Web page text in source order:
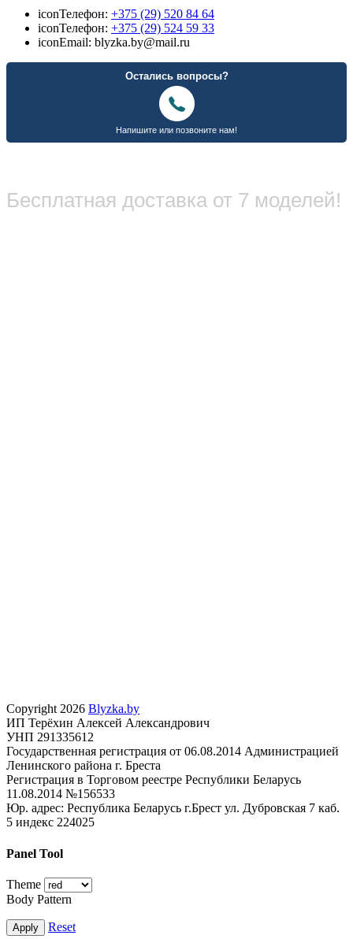
iconТелефон: +375 (29) 520 84 64
iconТелефон: +375 (29) 524 59 33
iconEmail: blyzka.by@mail.ru
Бесплатная доставка от 7 моделей!
Copyright 2026 Blyzka.by
ИП Терёхин Алексей Александрович
УНП 291335612
Государственная регистрация от 06.08.2014 Администрацией
Ленинского района г. Бреста
Регистрация в Торговом реестре Республики Беларусь
11.08.2014 №156533
Юр. адрес: Республика Беларусь г.Брест ул. Дубровская 7 каб.
5 индекс 224025
Panel Tool
Theme
Body Pattern
Apply Reset